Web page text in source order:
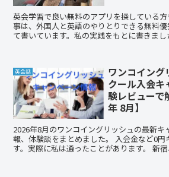
英会学習で良い無料のアプリを探している
事は、外国人と英語のやりとりできる無料
て書いています。私の実践をもとに書きま
英会話
ワンコイング
クール入会キ
験レビューで
年 8月】
2026年8月のワンコイングリッシュの最新
報、体験談をまとめました。 入会金など0円
す。実際に私は通ったことがあります。 新